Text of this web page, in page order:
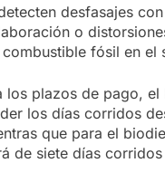
desfasajes
o
fósil en el
los plazos de pago, el
los días corridos
que para el
de siete días